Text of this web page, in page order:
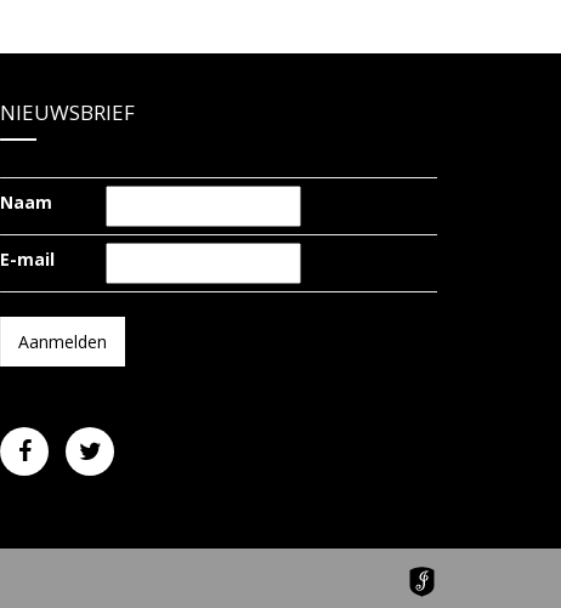
NIEUWSBRIEF
Naam
E-mail